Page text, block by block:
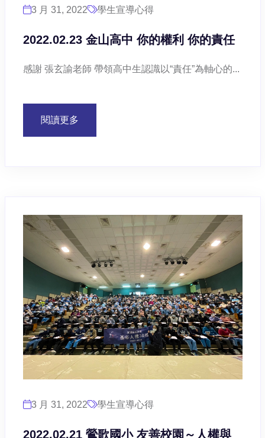
3 月 31, 2022 學生宣導心得
2022.02.23 金山高中 你的權利 你的責任
感謝 張玄諭老師 帶領高中生認識以“責任”為軸心的...
閱讀更多
3 月 31, 2022 學生宣導心得
2022.02.21 鶯歌國小 友善校園～人權與